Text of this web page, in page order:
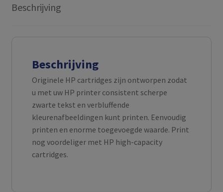
Beschrijving
Beschrijving
Originele HP cartridges zijn ontworpen zodat
u met uw HP printer consistent scherpe
zwarte tekst en verbluffende
kleurenafbeeldingen kunt printen. Eenvoudig
printen en enorme toegevoegde waarde. Print
nog voordeliger met HP high-capacity
cartridges.